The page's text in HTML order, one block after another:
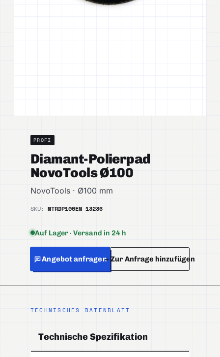
PROFI
Diamant-Polierpad
NovoTools Ø100
NovoTools · Ø100 mm
SKU: NTRDP100EN 13236
Auf Lager · Versand in 24 h
Angebot anfragen+ Zur Anfrage hinzufügen
TECHNISCHES DATENBLATT
Technische Spezifikation